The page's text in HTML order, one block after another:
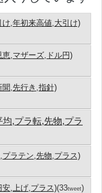
,年初来高値,大引け)
,マザーズ,ドル円)
聞,先行き,指針)
,プラ転,先物,プラ
ラテン,先物,プラス)
安,上げ,プラス)(33tweet)